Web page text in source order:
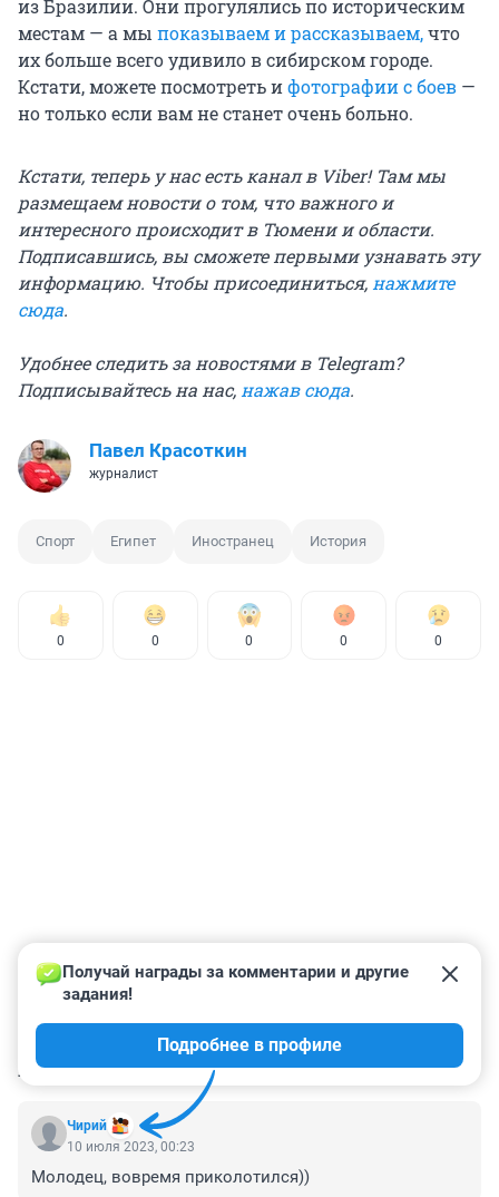
из Бразилии. Они прогулялись по историческим
местам — а мы показываем и рассказываем,что
их больше всего удивило в сибирском городе.
Кстати, можете посмотреть ифотографии с боев —
но только если вам не станет очень больно.
Кстати, теперь у нас есть канал в Viber! Там мы
размещаем новости о том, что важного и
интересного происходит в Тюмени и области.
Подписавшись, вы сможете первыми узнавать эту
информацию. Чтобы присоединиться, нажмите
сюда.
Удобнее следить за новостями в Telegram?
Подписывайтесь на нас, нажав сюда.
Павел Красоткин
журналист
Спорт Египет Иностранец История
0 0 0 0 0
КОММЕНТАРИИ 8
Чирий
Получай награды за комментарии и другие
задания!
Подробнее в профиле
10 июля 2023, 00:23
Молодец, вовремя приколотился))